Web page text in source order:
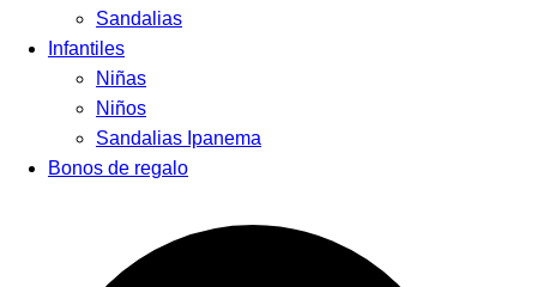
Sandalias
Infantiles
Niñas
Niños
Sandalias Ipanema
Bonos de regalo